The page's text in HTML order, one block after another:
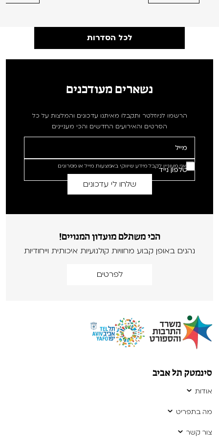
לכל הסדרות
נשארים מעודכנים
הרשמו לניוזלטר ותקבלו מאיתנו עדכונים והמלצות על כל
הסרטים והאירועים החדשים והכי מעניינים
אני מעוניין לקבל מידע שיווקי באמצעות מייל או מסרונים
הכי משתלם מועדון המנויים!
נהנים באופן קבוע מחוויות קולנועיות איכותית וייחודיות
לפרטים
סינמטק תל אביב
אודות
מה בתפריט
צור קשר